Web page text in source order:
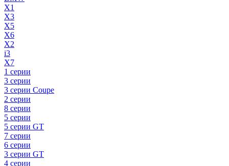
X1
X3
X5
X6
X2
i3
X7
1 серии
3 серии
3 серии Coupe
2 серии
8 серии
5 серии
5 серии GT
7 серии
6 серии
3 серии GT
4 серии